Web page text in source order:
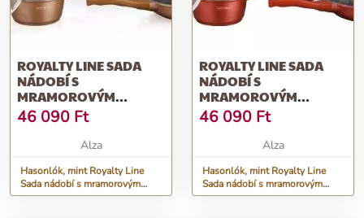
ROYALTY LINE SADA
NÁDOBÍ S
MRAMOROVÝM
POVRCHEM 10 KS
BS1010MC, MĚDĚNÁ
46 090 Ft
Alza
Hasonlók, mint Royalty Line
Sada nádobí s mramorovým
povrchem 10 ks BS1010MC,
ROYALTY LINE SADA
NÁDOBÍ S
MRAMOROVÝM
POVRCHEM 10 KS
BS1010MB, VÍNOVÁ
46 090 Ft
Alza
Hasonlók, mint Royalty Line
Sada nádobí s mramorovým
povrchem 10 ks BS1010MB,